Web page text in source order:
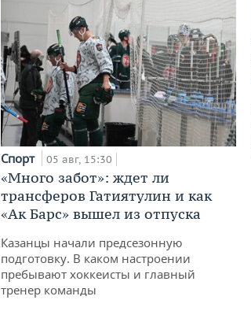
Спорт 05 авг, 15:30
«Много забот»: ждет ли
трансферов Гатиятулин и как
«Ак Барс» вышел из отпуска
Казанцы начали предсезонную
подготовку. В каком настроении
пребывают хоккеисты и главный
тренер команды